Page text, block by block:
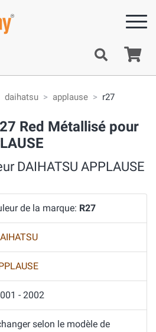
daihatsu applause r27
Red Métallisé pour
DAIHATSU APPLAUSE
de la marque: R27
- 2002
selon le modèle de